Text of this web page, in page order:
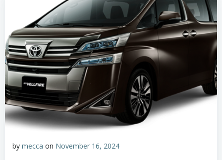
by mecca on November 16, 2024